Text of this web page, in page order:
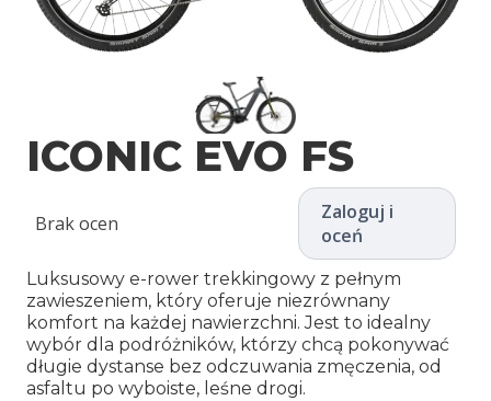
ICONIC EVO FS
Brak ocen
Zaloguj i
oceń
Luksusowy e-rower trekkingowy z pełnym
zawieszeniem, który oferuje niezrównany
komfort na każdej nawierzchni. Jest to idealny
wybór dla podróżników, którzy chcą pokonywać
długie dystanse bez odczuwania zmęczenia, od
asfaltu po wyboiste, leśne drogi.